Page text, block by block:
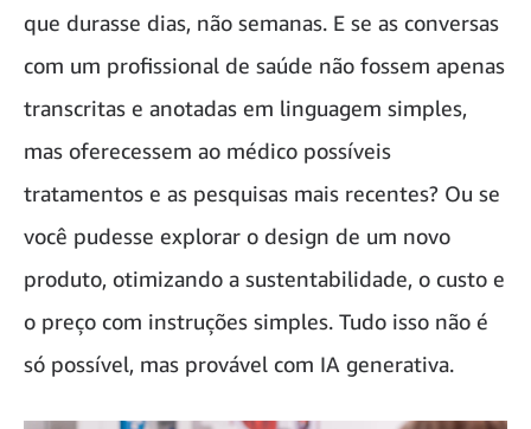
que durasse dias, não semanas. E se as conversas
com um profissional de saúde não fossem apenas
transcritas e anotadas em linguagem simples,
mas oferecessem ao médico possíveis
tratamentos e as pesquisas mais recentes? Ou se
você pudesse explorar o design de um novo
produto, otimizando a sustentabilidade, o custo e
o preço com instruções simples. Tudo isso não é
só possível, mas provável com IA generativa.